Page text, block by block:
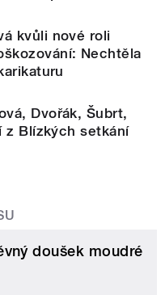
kvůli nové roli
Nechtěla
Dvořák, Šubrt,
z Blízkých setkání
doušek moudré